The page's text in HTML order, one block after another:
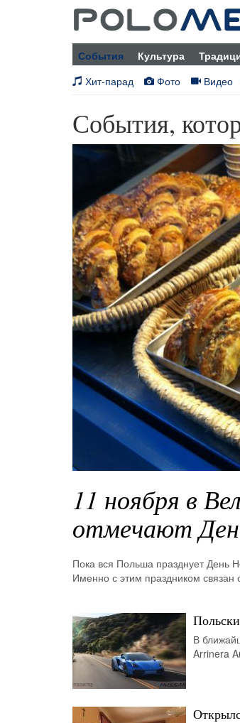
События Культура
Хит-парад
Фото Видео
События,
11 ноября в
отмечают
Пока вся Польша празднует День
Именно с этим праздником связан
В
Arrinera